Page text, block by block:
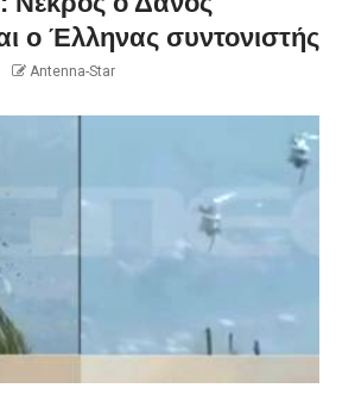
ο Έλληνας συντονιστής
Antenna-Star